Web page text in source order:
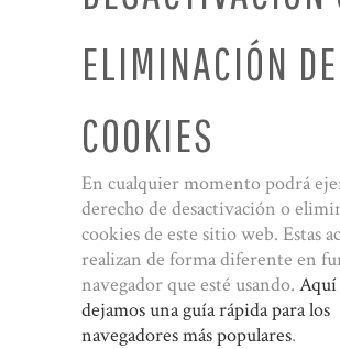
ELIMINACIÓN DE
COOKIES
En cualquier momento podrá
derecho de desactivación o
cookies de este sitio web. Estas
realizan de forma diferente en
navegador que esté usando. Aquí
dejamos una guía rápida para los
navegadores más populares.